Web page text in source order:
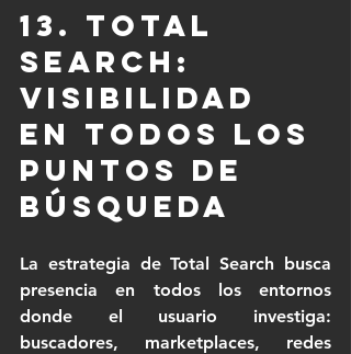
13. Total
Search:
visibilidad
en todos los
puntos de
búsqueda
La estrategia de Total Search busca
presencia en todos los entornos
donde el usuario investiga:
buscadores, marketplaces, redes